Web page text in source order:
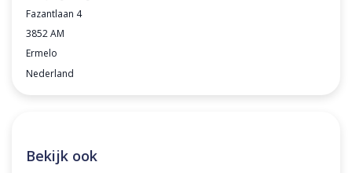
Fazantlaan 4
3852 AM
Ermelo
Nederland
Bekijk ook